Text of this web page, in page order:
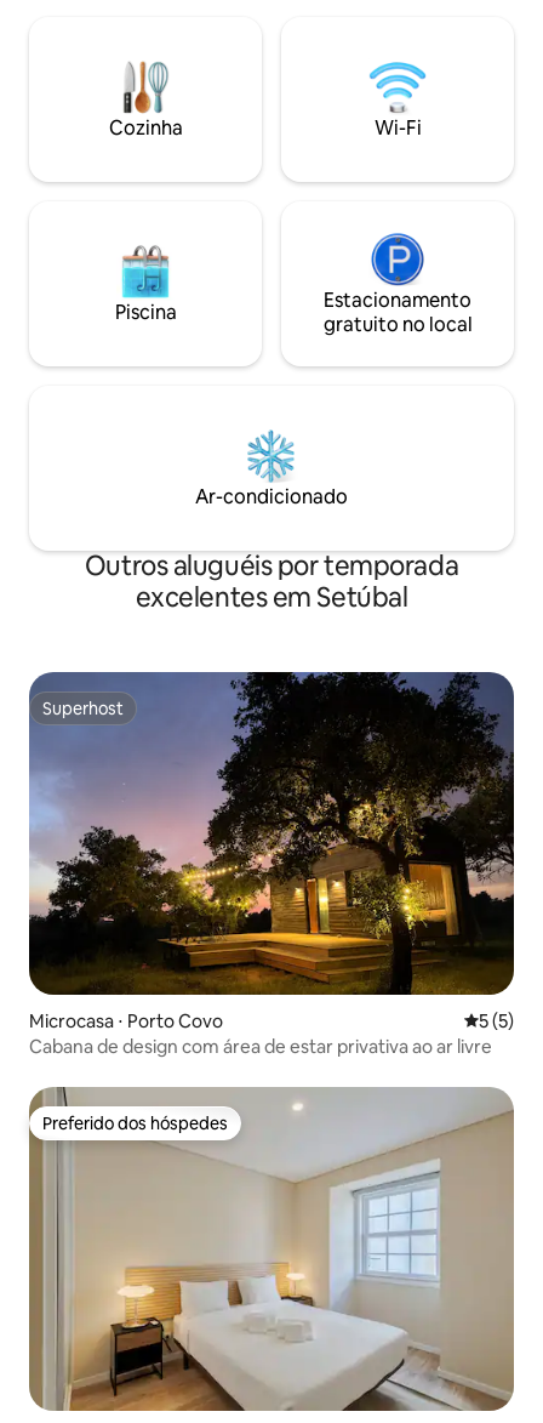
equilibrados por toques de cor e
detalhes de cuidado em todos os
em todos os quartos, uma cozinha
relaxantes.
as comodidades
curta distância a
Cozinha Wi-Fi
Piscina
Estacionamento
gratuito no local
Ar-condicionado
Outros aluguéis por temporada
excelentes em Setúbal
Superhost
Superhost
Microcasa ⋅ Porto Covo 5 de
5 (5)
Cabana de design com área de estar privativa ao ar livre
Preferido dos hóspedes
Preferido dos hóspedes